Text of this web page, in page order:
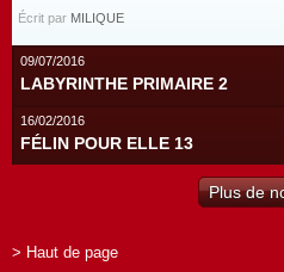
Écrit par MILIQUE
09/07/2016
LABYRINTHE PRIMAIRE 2
16/02/2016
FÉLIN POUR ELLE 13
Plus de
> Haut de page